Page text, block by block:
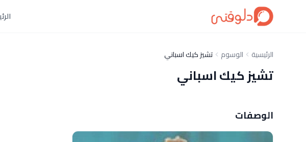
الرئيسية الوسوم تشيز كيك اسباني
تشيز كيك اسباني
الوصفات